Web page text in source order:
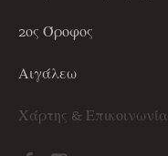
2ος Όροφος
Αιγάλεω
Χάρτης & Επικοινωνία